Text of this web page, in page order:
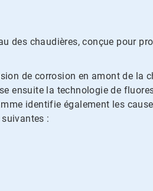
des chaudières, conçue pour
de corrosion en amont de la
ensuite la technologie de
identifie également les
: